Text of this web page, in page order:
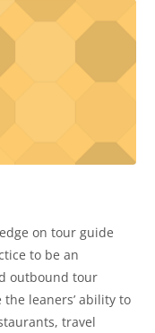
on tour guide
to be an
outbound tour
leaners’ ability to
travel